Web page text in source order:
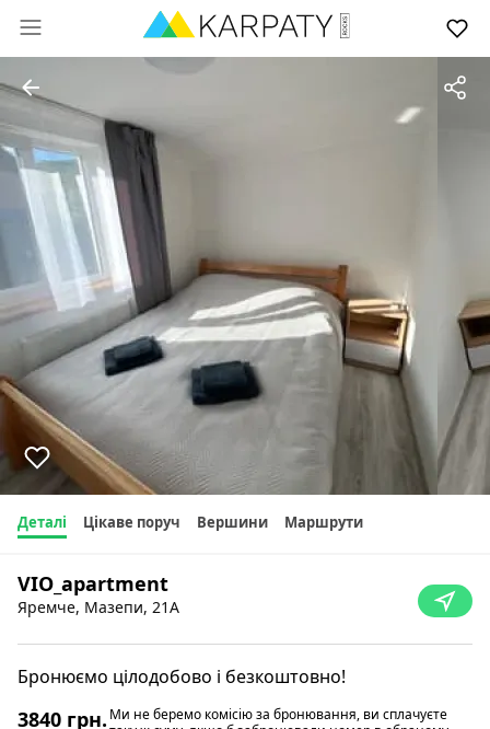
Деталі Цікаве поруч Вершини Маршрути
VIO_apartment
Яремче, Мазепи, 21А
Бронюємо цілодобово і безкоштовно!
3840 грн. Ми не беремо комісію за бронювання, ви сплачуєте